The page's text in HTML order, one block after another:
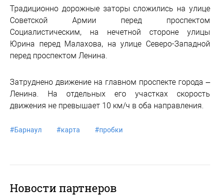
Традиционно дорожные заторы сложились на улице
Советской Армии перед проспектом
Социалистическим, на нечетной стороне улицы
Юрина перед Малахова, на улице Северо-Западной
перед проспектом Ленина.
Затруднено движение на главном проспекте города –
Ленина. На отдельных его участках скорость
движения не превышает 10 км/ч в оба направления.
#Барнаул #карта #пробки
Новости партнеров